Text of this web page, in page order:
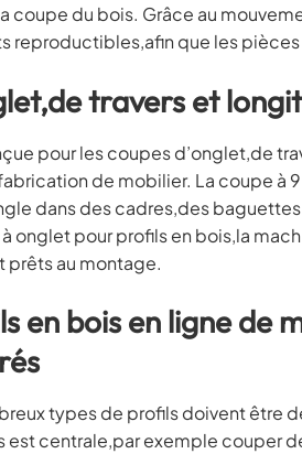
coupe du bois. Grâce au
reproductibles,afin que les
travers et
pour les coupes d’onglet,de
de mobilier. La coupe à
dans des cadres,des
onglet pour profils en bois,la
prêts au montage.
en bois en ligne de
types de profils doivent être
est centrale,par exemple couper